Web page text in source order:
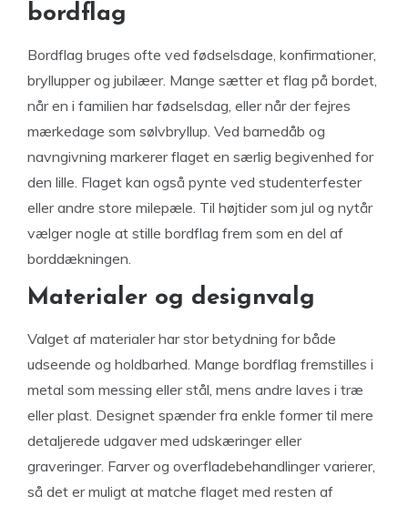
bordflag
Bordflag bruges ofte ved fødselsdage, konfirmationer,
bryllupper og jubilæer. Mange sætter et flag på bordet,
når en i familien har fødselsdag, eller når der fejres
mærkedage som sølvbryllup. Ved barnedåb og
navngivning markerer flaget en særlig begivenhed for
den lille. Flaget kan også pynte ved studenterfester
eller andre store milepæle. Til højtider som jul og nytår
vælger nogle at stille bordflag frem som en del af
borddækningen.
Materialer og designvalg
Valget af materialer har stor betydning for både
udseende og holdbarhed. Mange bordflag fremstilles i
metal som messing eller stål, mens andre laves i træ
eller plast. Designet spænder fra enkle former til mere
detaljerede udgaver med udskæringer eller
graveringer. Farver og overfladebehandlinger varierer,
så det er muligt at matche flaget med resten af